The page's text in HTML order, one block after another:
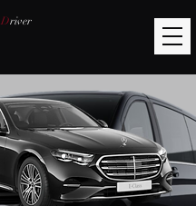
Driver